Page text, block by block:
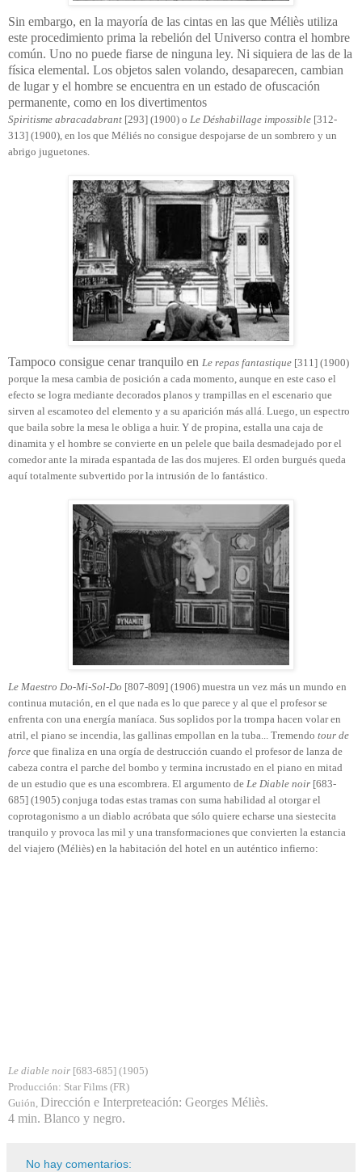
Sin embargo, en la mayoría de las cintas en las que Méliès utiliza
este procedimiento prima la rebelión del Universo contra el hombre
común. Uno no puede fiarse de ninguna ley. Ni siquiera de las de la
física elemental. Los objetos salen volando, desaparecen, cambian
de lugar y el hombre se encuentra en un estado de ofuscación
permanente, como en los divertimentos
Spiritisme abracadabrant [293] (1900) o Le Déshabillage impossible [312-
313] (1900), en los que Méliés no consigue despojarse de un sombrero y un
abrigo juguetones.
Tampoco consigue cenar tranquilo en Le repas fantastique [311] (1900)
porque la mesa cambia de posición a cada momento, aunque en este caso el
efecto se logra mediante decorados planos y trampillas en el escenario que
sirven al escamoteo del elemento y a su aparición más allá. Luego, un espectro
que baila sobre la mesa le obliga a huir. Y de propina, estalla una caja de
dinamita y el hombre se convierte en un pelele que baila desmadejado por el
comedor ante la mirada espantada de las dos mujeres. El orden burgués queda
aquí totalmente subvertido por la intrusión de lo fantástico.
Le Maestro Do-Mi-Sol-Do [807-809] (1906) muestra un vez más un mundo en
continua mutación, en el que nada es lo que parece y al que el profesor se
enfrenta con una energía maníaca. Sus soplidos por la trompa hacen volar en
atril, el piano se incendia, las gallinas empollan en la tuba... Tremendo tour de
force que finaliza en una orgía de destrucción cuando el profesor de lanza de
cabeza contra el parche del bombo y termina incrustado en el piano en mitad
de un estudio que es una escombrera. El argumento de Le Diable noir [683-
685] (1905) conjuga todas estas tramas con suma habilidad al otorgar el
coprotagonismo a un diablo acróbata que sólo quiere echarse una siestecita
tranquilo y provoca las mil y una transformaciones que convierten la estancia
del viajero (Méliès) en la habitación del hotel en un auténtico infierno:
Le diable noir [683-685] (1905)
Producción: Star Films (FR)
Guión, Dirección e Interpreteación: Georges Méliès.
4 min. Blanco y negro.
No hay comentarios: